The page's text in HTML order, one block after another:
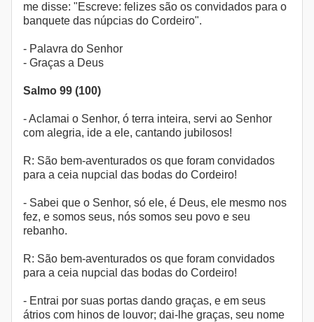
me disse: "Escreve: felizes são os convidados para o
banquete das núpcias do Cordeiro".
- Palavra do Senhor
- Graças a Deus
Salmo 99 (100)
- Aclamai o Senhor, ó terra inteira, servi ao Senhor
com alegria, ide a ele, cantando jubilosos!
R: São bem-aventurados os que foram convidados
para a ceia nupcial das bodas do Cordeiro!
- Sabei que o Senhor, só ele, é Deus, ele mesmo nos
fez, e somos seus, nós somos seu povo e seu
rebanho.
R: São bem-aventurados os que foram convidados
para a ceia nupcial das bodas do Cordeiro!
- Entrai por suas portas dando graças, e em seus
átrios com hinos de louvor; dai-lhe graças, seu nome